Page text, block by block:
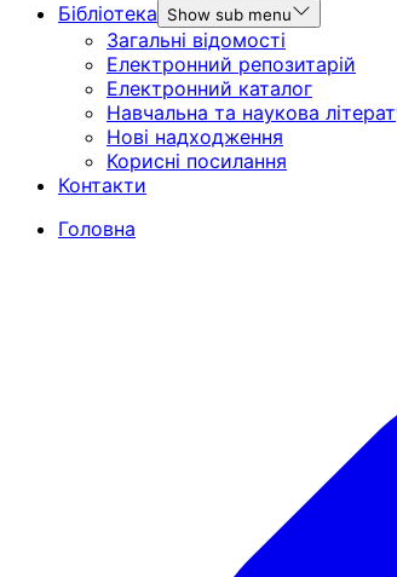
Бібліотека
Show sub menu
Загальні відомості
Електронний репозитарій
Електронний каталог
Навчальна та наукова
Нові надходження
Корисні посилання
Контакти
Головна